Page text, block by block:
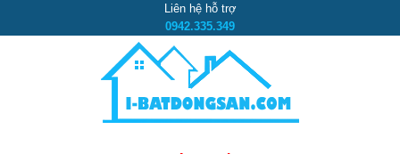
Liên hệ hỗ trợ
0942.335.349